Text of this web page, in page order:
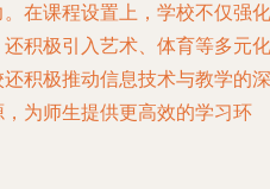
在课程设置上，学校不仅强化
积极引入艺术、体育等多元化
积极推动信息技术与教学的深
为师生提供更高效的学习环